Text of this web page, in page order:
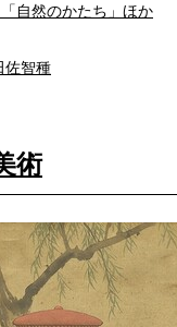
自然のかたち」ほか
智種
術